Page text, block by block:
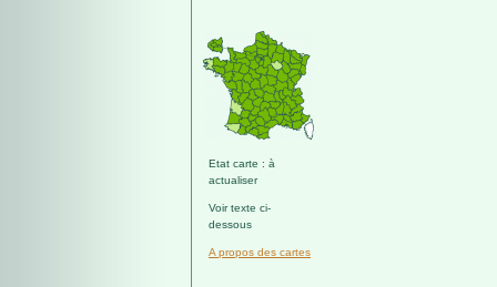
Etat carte : à
actualiser
Voir texte ci-
dessous
A propos des cartes